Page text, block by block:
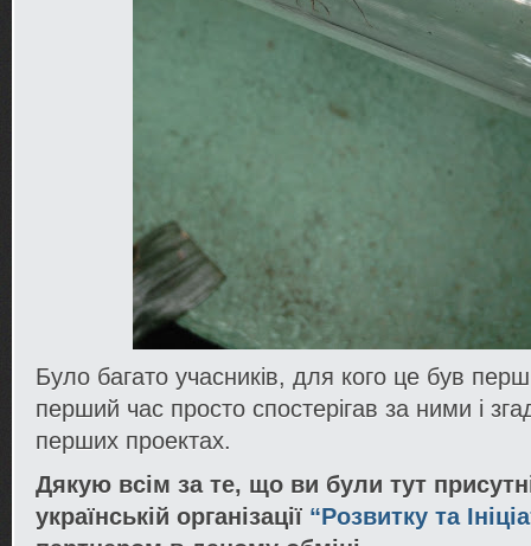
Було багато учасників, для кого це був
перший час просто спостерігав за ними і
перших проектах.
Дякую всім за те, що ви були тут
українській організації “Розвитку та